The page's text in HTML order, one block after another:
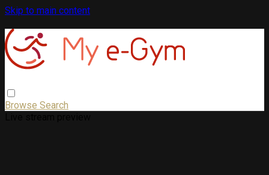
Skip to main content
Browse Search